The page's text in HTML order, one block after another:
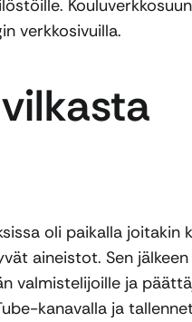
verkkosivuilla.
oli paikalla joitakin
aineistot. Sen
valmistelijoille ja
kanavalla ja